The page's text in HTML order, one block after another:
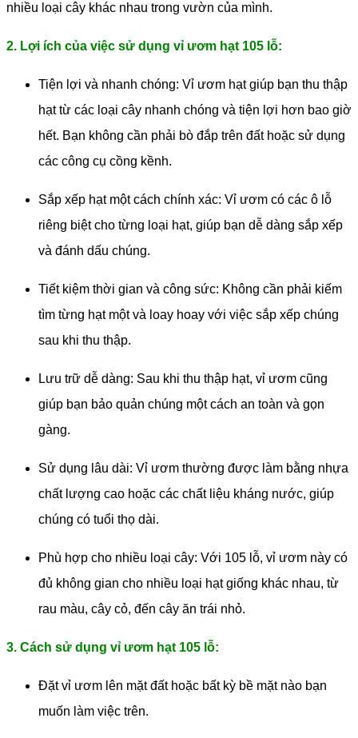
nhiều loại cây khác nhau trong vườn của mình.
2. Lợi ích của việc sử dụng vỉ ươm hạt 105 lỗ:
Tiện lợi và nhanh chóng: Vỉ ươm hạt giúp bạn thu thập
hạt từ các loại cây nhanh chóng và tiện lợi hơn bao giờ
hết. Bạn không cần phải bò đắp trên đất hoặc sử dụng
các công cụ cồng kềnh.
Sắp xếp hạt một cách chính xác: Vỉ ươm có các ô lỗ
riêng biệt cho từng loại hạt, giúp bạn dễ dàng sắp xếp
và đánh dấu chúng.
Tiết kiệm thời gian và công sức: Không cần phải kiếm
tìm từng hạt một và loay hoay với việc sắp xếp chúng
sau khi thu thập.
Lưu trữ dễ dàng: Sau khi thu thập hạt, vỉ ươm cũng
giúp bạn bảo quản chúng một cách an toàn và gọn
gàng.
Sử dụng lâu dài: Vỉ ươm thường được làm bằng nhựa
chất lượng cao hoặc các chất liệu kháng nước, giúp
chúng có tuổi thọ dài.
Phù hợp cho nhiều loại cây: Với 105 lỗ, vỉ ươm này có
đủ không gian cho nhiều loại hạt giống khác nhau, từ
rau màu, cây cỏ, đến cây ăn trái nhỏ.
3. Cách sử dụng vỉ ươm hạt 105 lỗ:
Đặt vỉ ươm lên mặt đất hoặc bất kỳ bề mặt nào bạn
muốn làm việc trên.